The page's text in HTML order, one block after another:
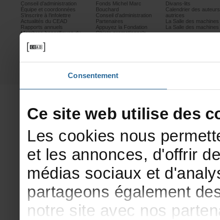
Consentement
Conseild’administration
Équipeetcoordonnées
S’inscrireàl’infolettre
ActualitésduCEAD
Rapportsannuels
Membreshonorifiquesdu
Mesurescontrele
harcèlement
Prixetconcours
FondsMichelMarc
Bouchard
Conseild’administration
Partenaires
AppuyezlaFondation
Objetspromotionnels
Divans-lits
autrices